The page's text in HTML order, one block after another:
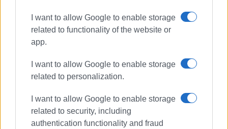
I want to allow Google to enable storage
related to functionality of the website or
app.
I want to allow Google to enable storage
related to personalization.
I want to allow Google to enable storage
related to security, including
authentication functionality and fraud
πως η ισχυρότερη ιδιότητα του δημοσιογράφου
στην ενημέρωση είναι το ενδιαφέρον του για τα
κοινά και στην επικοινωνία η έντιμη και
Ακολουθήστε το enimerosi στοFacebook